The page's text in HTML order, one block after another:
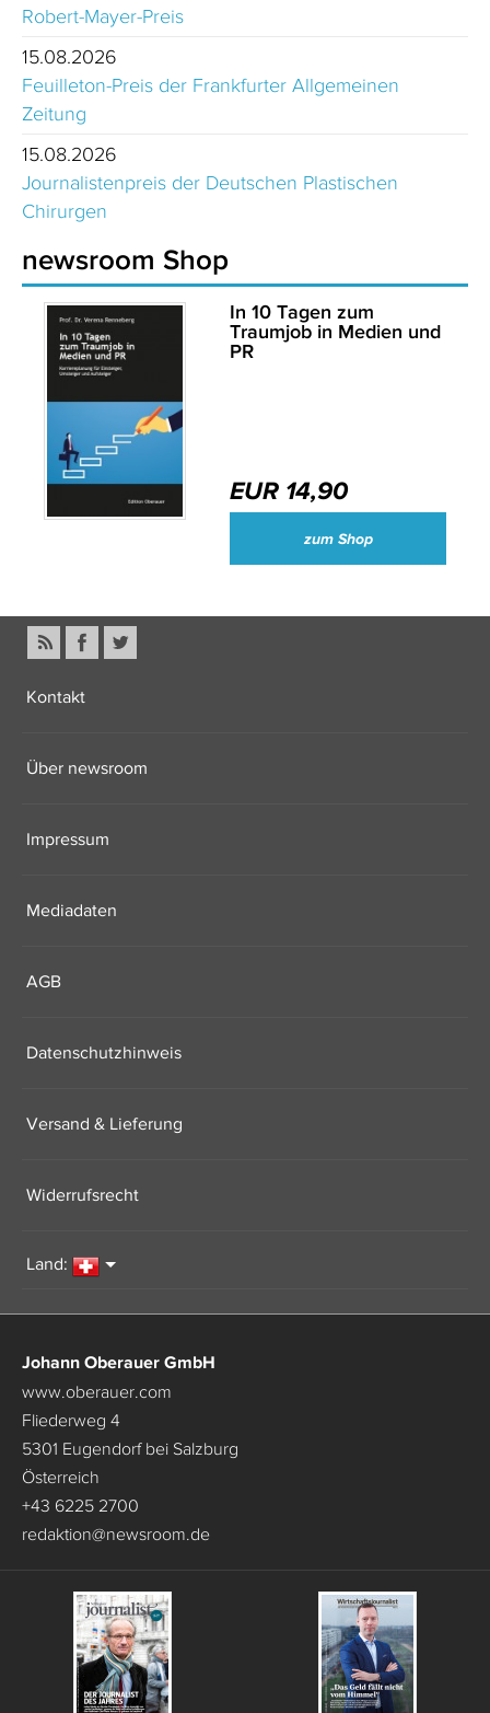
Robert-Mayer-Preis
15.08.2026
Feuilleton-Preis der Frankfurter Allgemeinen
Zeitung
15.08.2026
Journalistenpreis der Deutschen Plastischen
Chirurgen
newsroom Shop
In 10 Tagen zum
Traumjob in Medien und
PR
EUR 14,90
zum Shop
Kontakt
Über newsroom
Impressum
Mediadaten
AGB
Datenschutzhinweis
Versand & Lieferung
Widerrufsrecht
Land:
Johann Oberauer GmbH
www.oberauer.com
Fliederweg 4
5301 Eugendorf bei Salzburg
Österreich
+43 6225 2700
redaktion@newsroom.de